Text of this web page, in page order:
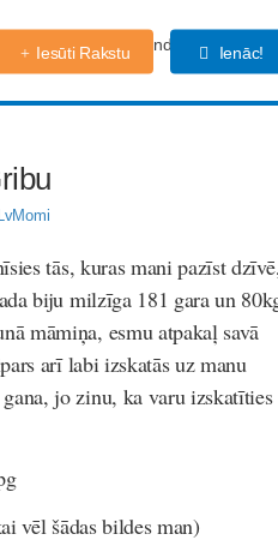
Grūtniecības kalendārs Forums
Iesūti Rakstu Ienāc!
LvMomi
tās, kuras mani pazīst
biju milzīga 181 gara un
māmiņa, esmu atpakaļ savā
arī labi izskatās uz manu
jo zinu, ka varu izskatīties
vēl šādas bildes man)